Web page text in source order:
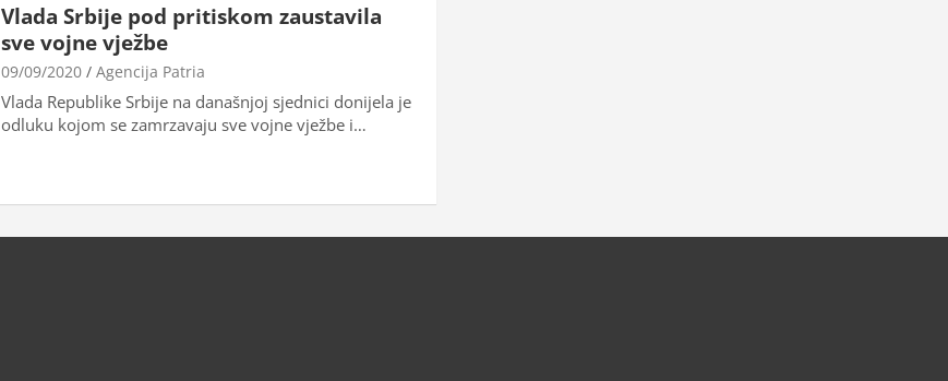
Vlada Srbije pod pritiskom zaustavila
sve vojne vježbe
09/09/2020 Agencija Patria
Vlada Republike Srbije na današnjoj sjednici donijela je
odluku kojom se zamrzavaju sve vojne vježbe i…